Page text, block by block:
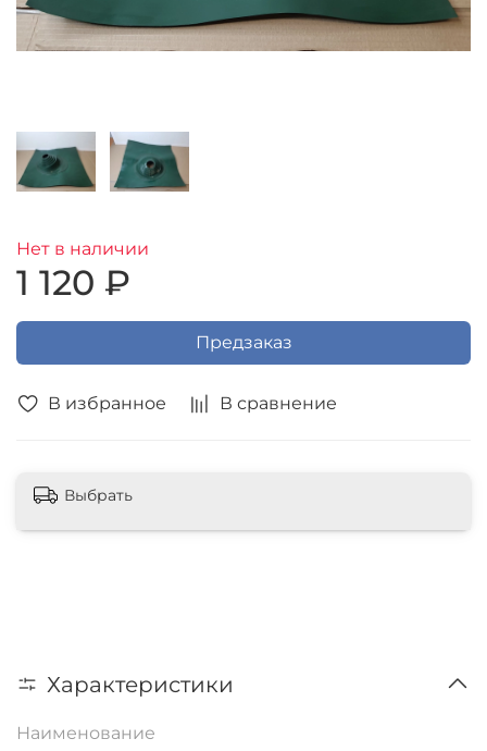
В избранное В сравнение
Нет в наличии
1 120 ₽
Предзаказ
Выбрать
Характеристики
Наименование